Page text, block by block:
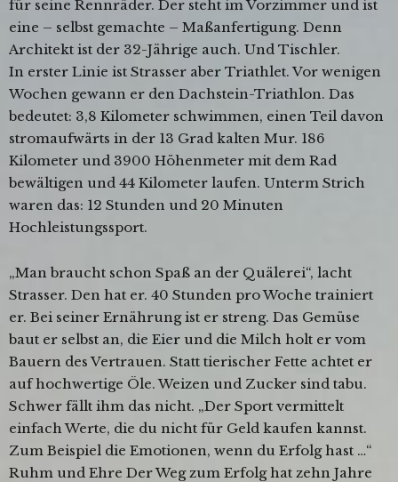
für seine Rennräder. Der steht im Vorzimmer und ist
eine – selbst gemachte – Maßanfertigung. Denn
Architekt ist der 32-Jährige auch. Und Tischler.
In erster Linie ist Strasser aber Triathlet. Vor wenigen
Wochen gewann er den Dachstein-Triathlon. Das
bedeutet: 3,8 Kilometer schwimmen, einen Teil davon
stromaufwärts in der 13 Grad kalten Mur. 186
Kilometer und 3900 Höhenmeter mit dem Rad
bewältigen und 44 Kilometer laufen. Unterm Strich
waren das: 12 Stunden und 20 Minuten
Hochleistungssport.
„Man braucht schon Spaß an der Quälerei“, lacht
Strasser. Den hat er. 40 Stunden pro Woche trainiert
er. Bei seiner Ernährung ist er streng. Das Gemüse
baut er selbst an, die Eier und die Milch holt er vom
Bauern des Vertrauen. Statt tierischer Fette achtet er
auf hochwertige Öle. Weizen und Zucker sind tabu.
Schwer fällt ihm das nicht. „Der Sport vermittelt
einfach Werte, die du nicht für Geld kaufen kannst.
Zum Beispiel die Emotionen, wenn du Erfolg hast …“
Ruhm und Ehre Der Weg zum Erfolg hat zehn Jahre